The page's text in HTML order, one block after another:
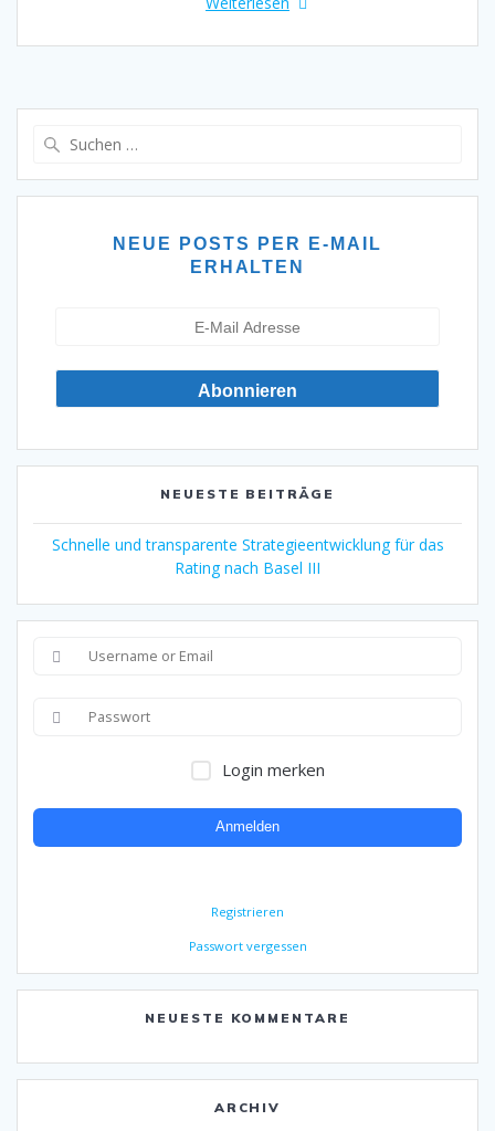
NEUE POSTS PER E-MAIL
ERHALTEN
NEUESTE BEITRÄGE
Schnelle und transparente Strategieentwicklung für das
Rating nach Basel III
Login merken
Anmelden
Registrieren
Passwort vergessen
NEUESTE KOMMENTARE
ARCHIV